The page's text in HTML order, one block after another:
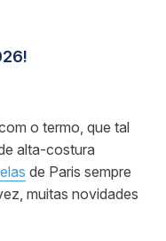
o termo, que tal
alta-costura
de Paris sempre
muitas novidades